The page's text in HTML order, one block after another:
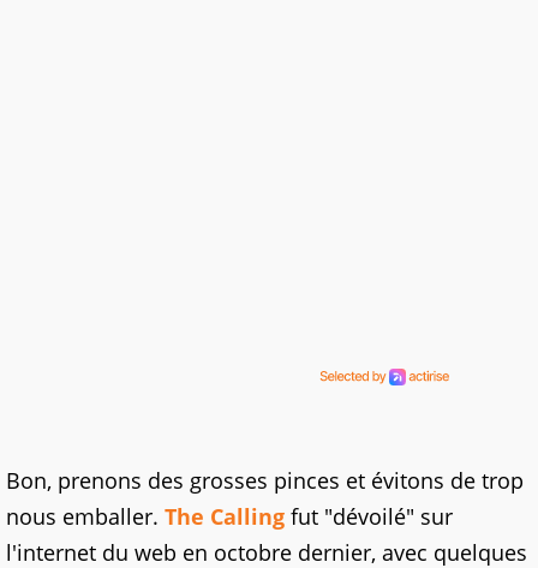
Bon, prenons des grosses pinces et évitons de trop
nous emballer. The Calling fut "dévoilé" sur
l'internet du web en octobre dernier, avec quelques